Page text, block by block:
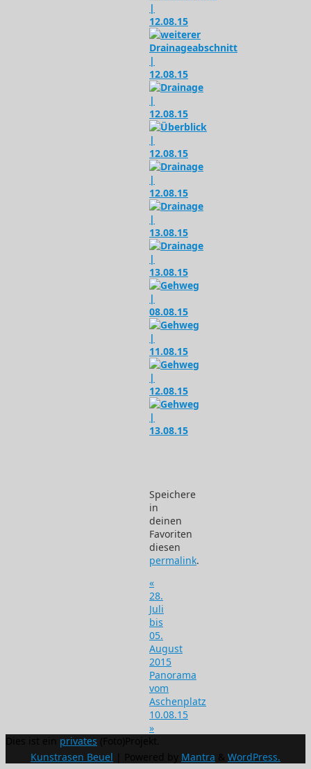
Speichere
in
deinen
Favoriten
diesen
permalink.
«
28.
Juli
bis
05.
August
2015
Panorama
vom
Aschenplatz
10.08.15
»
privates
Kunstrasen Beuel
Mantra WordPress.